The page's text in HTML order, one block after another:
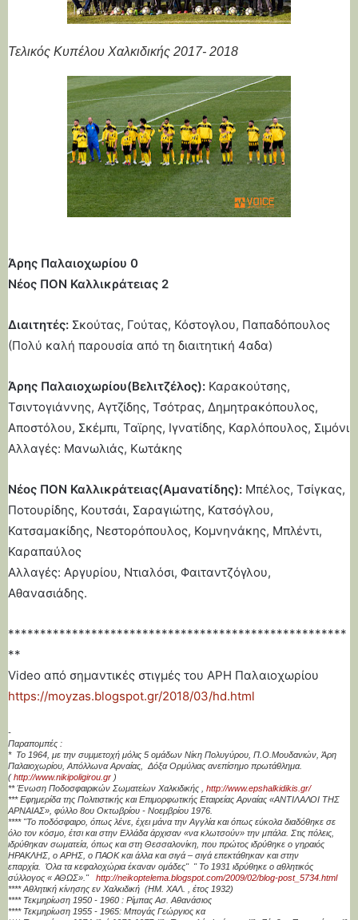
Τελικός Κυπέλου Χαλκιδικής 2017- 2018
Άρης Παλαιοχωρίου 0
Νέος ΠΟΝ Καλλικράτειας 2
Διαιτητές: Σκούτας, Γούτας, Κόστογλου, Παπαδόπουλος
(Πολύ καλή παρουσία από τη διαιτητική 4αδα)
Άρης Παλαιοχωρίου(Βελιτζέλος): Καρακούτσης,
Τσιντογιάννης, Αγτζίδης, Τσότρας, Δημητρακόπουλος,
Αποστόλου, Σκέμπι, Ταϊρης, Ιγνατίδης, Καρλόπουλος, Σιμόνι
Αλλαγές: Μανωλιάς, Κωτάκης
Νέος ΠΟΝ Καλλικράτειας(Αμανατίδης): Μπέλος, Τσίγκας,
Ποτουρίδης, Κουτσάι, Σαραγιώτης, Κατσόγλου,
Κατσαμακίδης, Νεστορόπουλος, Κομνηνάκης, Μπλέντι,
Καραπαύλος
Αλλαγές: Αργυρίου, Ντιαλόσι, Φαιταντζόγλου,
Αθανασιάδης.
*****************************************************
**
Video από σημαντικές στιγμές του ΑΡΗ Παλαιοχωρίου
https://moyzas.blogspot.gr/2018/03/hd.html
-
Παραπομπές :
* Το 1964, με την συμμετοχή μόλις 5 ομάδων Νίκη Πολυγύρου, Π.Ο.Μουδανιών, Άρη
Παλαιοχωρίου, Απόλλωνα Αρναίας, Δόξα Ορμύλιας ανεπίσημο πρωτάθλημα.
(http://www.nikipoligirou.gr )
** Ένωση Ποδοσφαιρικών Σωματείων Χαλκιδικής , http://www.epshalkidikis.gr/
*** Eφημερίδα της Πολιτιστικής και Επιμορφωτικής Εταιρείας Αρναίας «ΑΝΤΙΛΑΛΟΙ ΤΗΣ
ΑΡΝΑΙΑΣ», φύλλο 8ου Οκτωβρίου - Νοεμβρίου 1976.
**** "Το ποδόσφαιρο, όπως λένε, έχει μάνα την Αγγλία και όπως εύκολα διαδόθηκε σε
όλο τον κόσμο, έτσι και στην Ελλάδα άρχισαν «να κλωτσούν» την μπάλα. Στις πόλεις,
ιδρύθηκαν σωματεία, όπως και στη Θεσσαλονίκη, που πρώτος ιδρύθηκε ο γηραιός
ΗΡΑΚΛΗΣ, ο ΑΡΗΣ, ο ΠΑΟΚ και άλλα και σιγά – σιγά επεκτάθηκαν και στην
επαρχία. Όλα τα κεφαλοχώρια έκαναν ομάδες" " Το 1931 ιδρύθηκε ο αθλητικός
σύλλογος « ΑΘΩΣ»." http://neikoptelema.blogspot.com/2009/02/blog-post_5734.html
**** Αθλητική κίνησης εν Χαλκιδική (ΗΜ. ΧΑΛ. , έτος 1932)
**** Τεκμηρίωση 1950 - 1960 : Ρίμπας Ασ. Αθανάσιος
**** Τεκμηρίωση 1955 - 1965: Μπογάς Γεώργιος κα